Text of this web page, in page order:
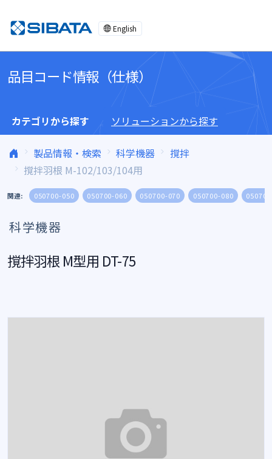
English
品目コード情報（仕様）
カテゴリから探す ソリューションから探す
製品情報・検索 科学機器
撹拌
撹拌羽根 M-102/103/104用
関連: 050700-050 050700-060 050700-070 050700-080
科学機器
撹拌羽根 M型用 DT-75